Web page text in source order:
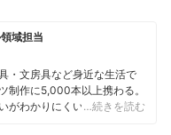
域担当
・文房具など身近な生活で
制作に5,000本以上携わる。
がわかりにくい商材だから
…続きを読む